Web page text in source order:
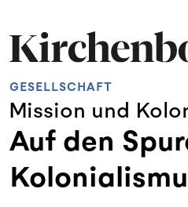
GESELLSCHAFT
Mission und
Auf den